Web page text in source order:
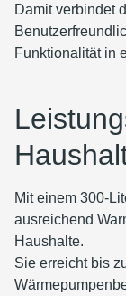
Damit verbindet
Funktionalität in
Mit einem 300-
ausreichend
Haushalte.
Sie erreicht bis